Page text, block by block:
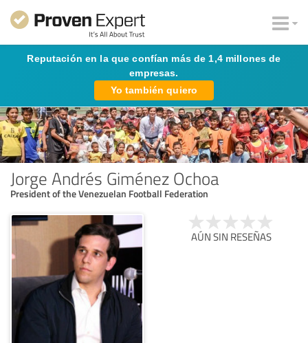
Reputación en la que confían más de 1,4 millones de
empresas.
Yo también quiero
Jorge Andrés Giménez Ochoa
President of the Venezuelan Football Federation
AÚN SIN RESEÑAS